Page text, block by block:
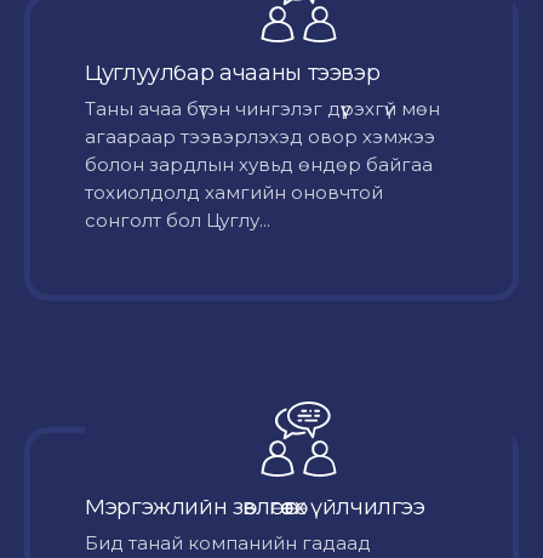
Цуглуулбар ачааны тээвэр
Таны ачаа бүтэн чингэлэг дүүрэхгүй мөн
агаараар тээвэрлэхэд овор хэмжээ
болон зардлын хувьд өндөр байгаа
тохиолдолд хамгийн оновчтой
сонголт бол Цуглу...
Мэргэжлийн зөвлөгөө өгөх үйлчилгээ
Бид танай компанийн гадаад